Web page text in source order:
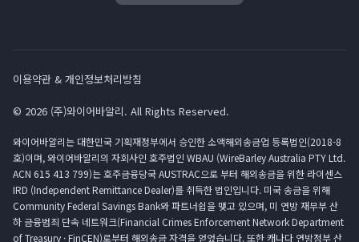
이용약관 & 개인정보처리방침
© 2026 (주)와이어바알리. All Rights Reserved.
와이어바알리는 대한민국 기획재정부에서 승인한 소액해외송금업 등록법인(2018-8
호)이며, 와이어바알리의 자회사인 호주법인 WBAU (WireBarley Australia PTY Ltd.
ACN 615 413 799)는 호주금융당국 AUSTRAC으로 부터 해외송금을 위한 라이센스
IRD (Independent Remittance Dealer)를 취득한 법인입니다. 미국 송금을 위해
Community Federal Savings Bank와 파트너쉽을 맺고 있으며, 미 연방 재무부 산
하 금융범죄 단속 네트워크(Financial Crimes Enforcement Network Department
of Treasury · FinCEN)로부터 해외송금 자격을 얻었습니다. 또한 캐나다 연방정부 산